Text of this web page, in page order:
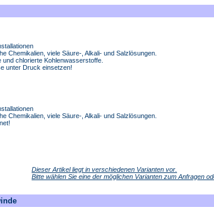
Chemikalien, viele Säure-, Alkali- und Salzlösungen.
chlorierte Kohlenwasserstoffe.
unter Druck einsetzen!
Chemikalien, viele Säure-, Alkali- und Salzlösungen.
Dieser Artikel liegt in verschiedenen Varianten vor.
Bitte wählen Sie eine der möglichen Varianten zum Anfragen